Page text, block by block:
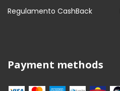
Regulamento CashBack
Payment methods